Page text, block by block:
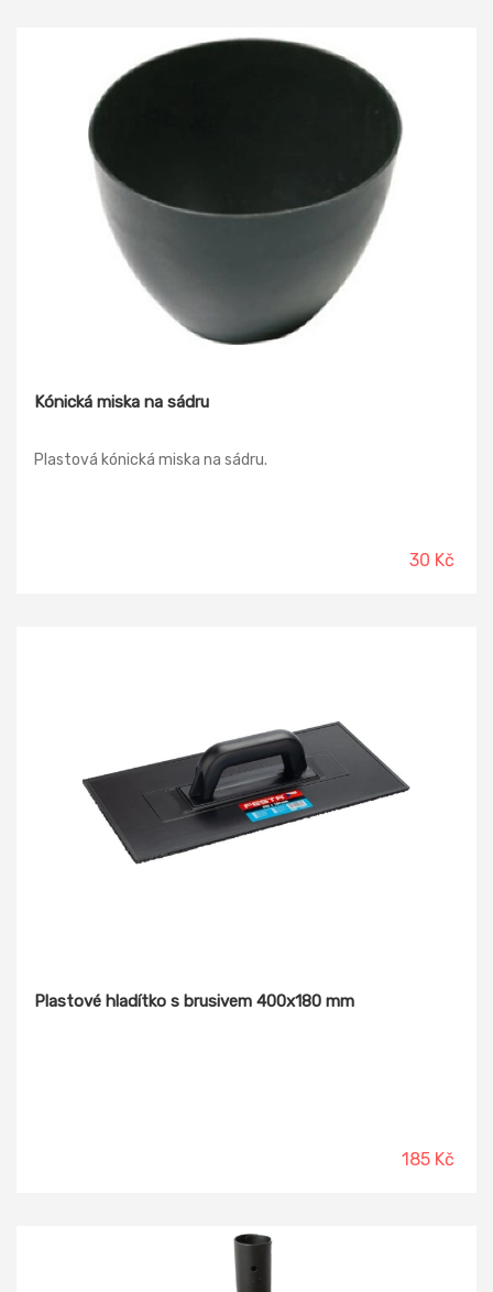
Kónická miska na sádru
Plastová kónická miska na sádru.
30 Kč
Plastové hladítko s brusivem 400x180 mm
185 Kč